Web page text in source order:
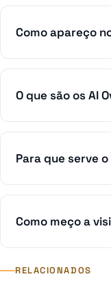
Como apareço
O que são os AI
Para que serve
Como meço a
RELACIONADOS